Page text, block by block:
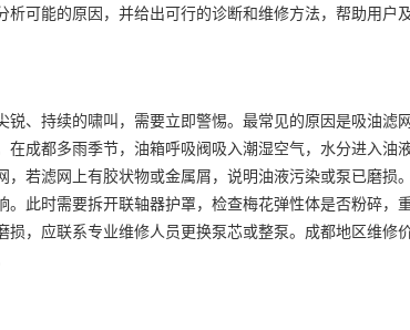
可能的原因，并给出可行的诊断和维修方法，帮助用户
、持续的啸叫，需要立即警惕。最常见的原因是吸油滤
成都多雨季节，油箱呼吸阀吸入潮湿空气，水分进入油
若滤网上有胶状物或金属屑，说明油液污染或泵已磨损
此时需要拆开联轴器护罩，检查梅花弹性体是否粉碎，
，应联系专业维修人员更换泵芯或整泵。成都地区维修